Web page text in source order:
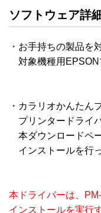
ソフトウェア詳
・お手持ちの製品を
対象機種用EPSON
・カラリオかんた
プリンタードライ
本ダウンロードペ
インストールを行
本ドライバーは、
インストールを実行